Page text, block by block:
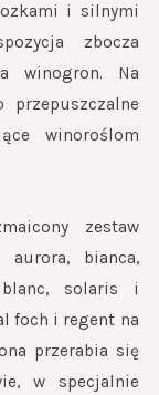
i silnymi
zbocza
winogron. Na
winoroślom
zestaw
bianca,
blanc, solaris i
foch i regent na
przerabia się
w specjalnie